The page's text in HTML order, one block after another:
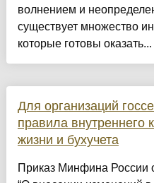
волнением и
существует множество
которые готовы оказать...
Для организаций
правила внутреннего
жизни и бухучета
Приказ Минфина России